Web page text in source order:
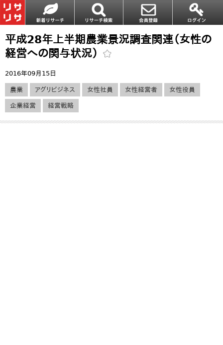
平成28年上半期農業景況調査関連（女性の
経営への関与状況）
2016年09月15日
農業 アグリビジネス 女性社員 女性経営者 女性役員
企業経営 経営戦略